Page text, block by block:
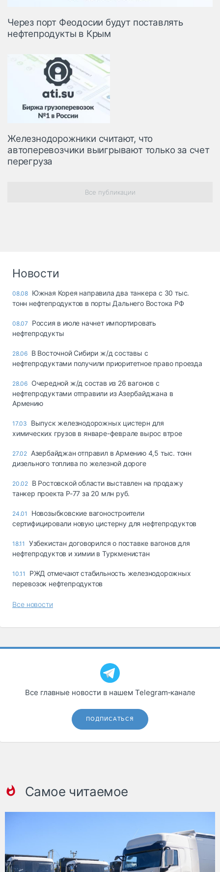
Через порт Феодосии будут поставлять
нефтепродукты в Крым
Железнодорожники считают, что
автоперевозчики выигрывают только за счет
перегруза
Все публикации
Новости
08.08 Южная Корея направила два танкера с 30 тыс.
тонн нефтепродуктов в порты Дальнего Востока РФ
08.07
Россия в июле начнет импортировать
нефтепродукты
28.06 В Восточной Сибири ж/д составы с
нефтепродуктами получили приоритетное право проезда
28.06 Очередной ж/д состав из 26 вагонов с
нефтепродуктами отправили из Азербайджана в
Армению
17.03
Выпуск железнодорожных цистерн для
химических грузов в январе-феврале вырос втрое
27.02 Азербайджан отправил в Армению 4,5 тыс. тонн
дизельного топлива по железной дороге
20.02 В Ростовской области выставлен на продажу
танкер проекта Р-77 за 20 млн руб.
24.01
Новозыбковские вагоностроители
сертифицировали новую цистерну для нефтепродуктов
18.11
Узбекистан договорился о поставке вагонов для
нефтепродуктов и химии в Туркменистан
10.11
РЖД отмечают стабильность железнодорожных
перевозок нефтепродуктов
Все новости
Все главные новости в нашем Telegram‑канале
ПОДПИСАТЬСЯ
Самое читаемое